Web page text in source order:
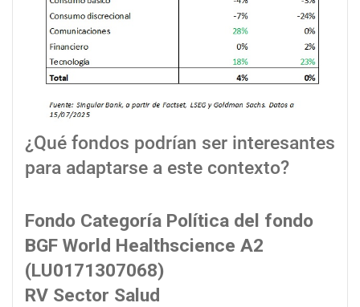
¿Qué fondos podrían ser interesantes
para adaptarse a este contexto?
Fondo Categoría Política del fondo
BGF World Healthscience A2
(LU0171307068)
RV Sector Salud